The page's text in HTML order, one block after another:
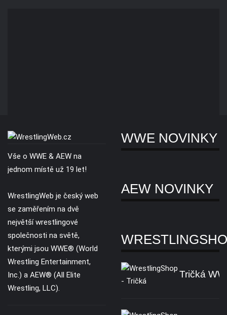
Vše o WWE & AEW na
jednom místě už 19 let!
WrestlingWeb je český web
se zaměřením na dvě
největší wrestlingové
společnosti na světě,
kterými jsou WWE® (World
Wrestling Entertainment,
Inc.) a AEW® (All Elite
Wrestling, LLC).
WWE NOVINKY
AEW NOVINKY
Tričká